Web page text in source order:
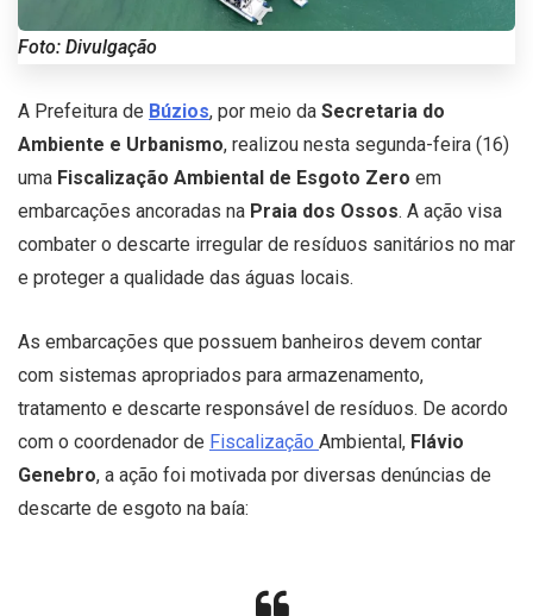
Foto: Divulgação
A Prefeitura de Búzios, por meio da Secretaria do
Ambiente e Urbanismo, realizou nesta segunda-feira (16)
uma Fiscalização Ambiental de Esgoto Zero em
embarcações ancoradas na Praia dos Ossos. A ação visa
combater o descarte irregular de resíduos sanitários no mar
e proteger a qualidade das águas locais.
As embarcações que possuem banheiros devem contar
com sistemas apropriados para armazenamento,
tratamento e descarte responsável de resíduos. De acordo
com o coordenador de Fiscalização Ambiental, Flávio
Genebro, a ação foi motivada por diversas denúncias de
descarte de esgoto na baía: